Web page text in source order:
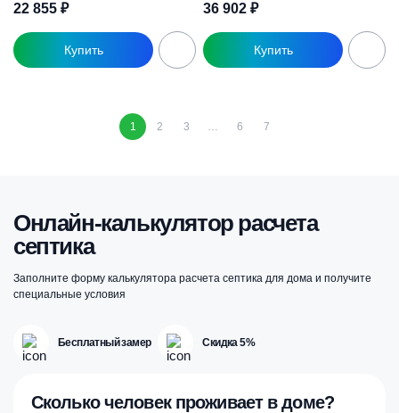
22 855 ₽
36 902 ₽
1 2 3 … 6 7
Онлайн-калькулятор расчета
септика
Заполните форму калькулятора расчета септика для дома и получите
специальные условия
Бесплатный замер Скидка 5%
Сколько человек проживает в доме?